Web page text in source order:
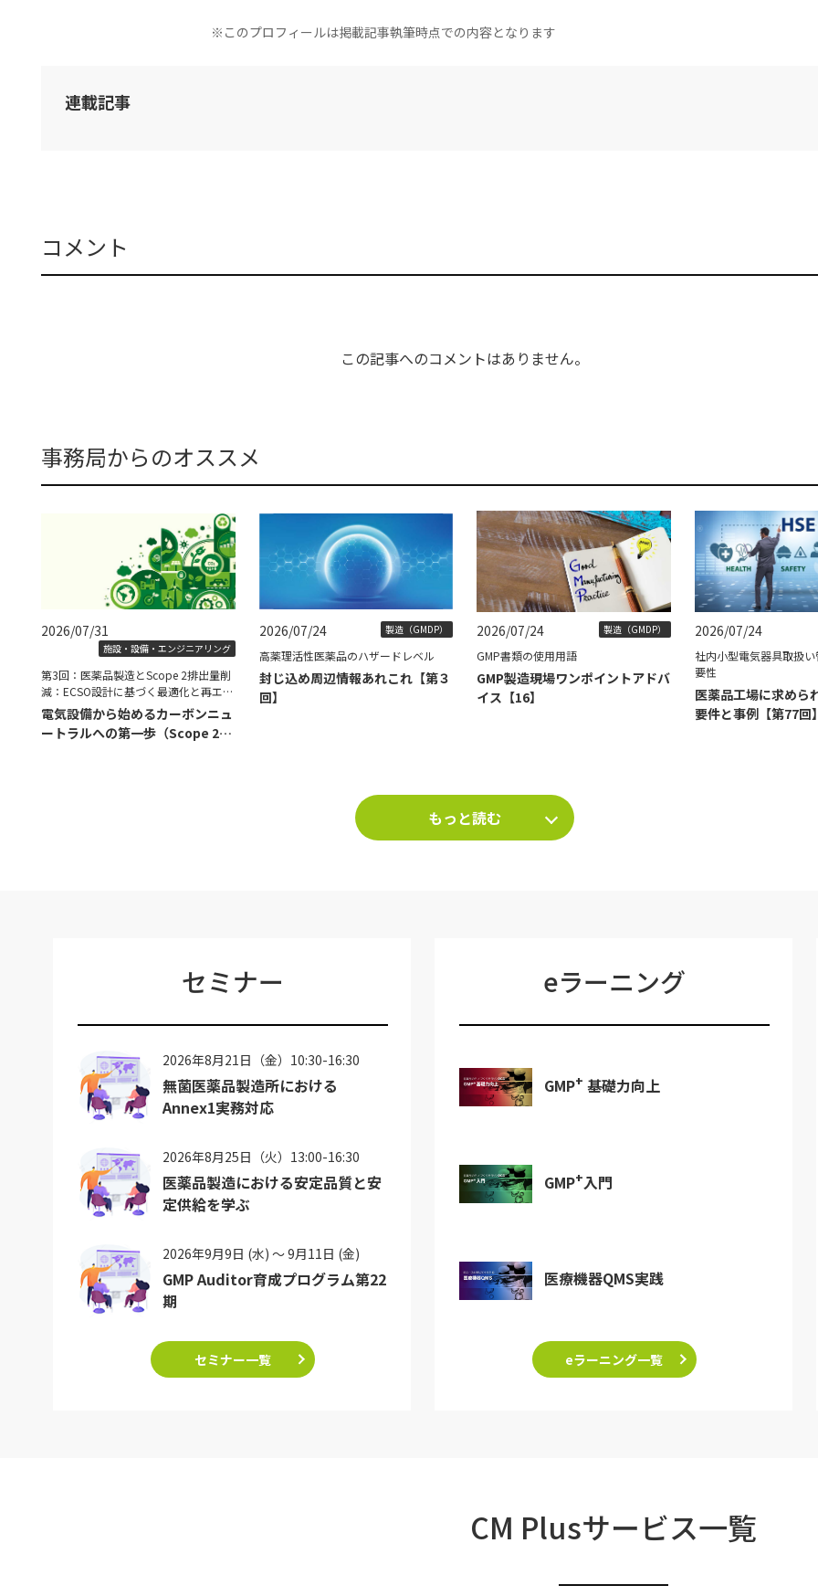
※このプロフィールは掲載記事執筆時点での内容となります
連載記事
コメント
この記事へのコメントはありません。
事務局からのオススメ
2026/07/31
施設・設備・エンジニアリング
第3回：医薬品製造とScope 2排出量削
減：ECSO設計に基づく最適化と再エネ
導入の具体策
電気設備から始めるカーボンニュ
ートラルへの第一歩（Scope 2削
2026/07/24 製造（GMDP）
高薬理活性医薬品のハザードレベル
封じ込め周辺情報あれこれ【第３
回】
2026/07/24 製造（GMDP）
GMP書類の使用用語
GMP製造現場ワンポイントアドバ
イス【16】
2026/07/24
社内小型電気器具取扱
要性
医薬品工場に求めら
要件と事例【第77回】
もっと読む
セミナー
2026年8月21日（金）10:30-16:30
無菌医薬品製造所における
Annex1実務対応
2026年8月25日（火）13:00-16:30
医薬品製造における安定品質と安
定供給を学ぶ
2026年9月9日 (水) ～ 9月11日 (金)
GMP Auditor育成プログラム第22
期
セミナー一覧
eラーニング
GMP+ 基礎力向上
GMP+入門
医療機器QMS実践
eラーニング一覧
CM Plusサービス一覧